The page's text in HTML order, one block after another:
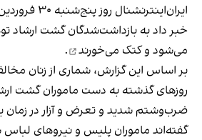
خبر دادبه بازداشت‌شدگان گشت ارشاد
می‌شود و کتک می‌خورند
.
بر اساس این گزارش، شماری از زنان
روزهای گذشته به دست ماموران گشت
ضرب‌وشتم شدید و تعرض و آزار در زمان
گفته‌اند ماموران پلیس و نیروهای